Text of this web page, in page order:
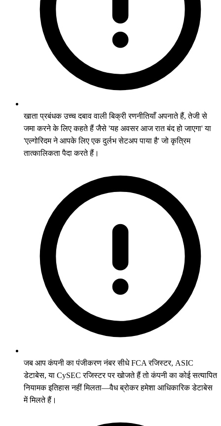
खाता प्रबंधक उच्च दबाव वाली बिक्री रणनीतियाँ अपनाते हैं, तेजी से
जमा करने के लिए कहते हैं जैसे 'यह अवसर आज रात बंद हो जाएगा' या
'एल्गोरिदम ने आपके लिए एक दुर्लभ सेटअप पाया है' जो कृत्रिम
तात्कालिकता पैदा करते हैं।
जब आप कंपनी का पंजीकरण नंबर सीधे FCA रजिस्टर, ASIC
डेटाबेस, या CySEC रजिस्टर पर खोजते हैं तो कंपनी का कोई सत्यापित
नियामक इतिहास नहीं मिलता—वैध ब्रोकर हमेशा आधिकारिक डेटाबेस
में मिलते हैं।